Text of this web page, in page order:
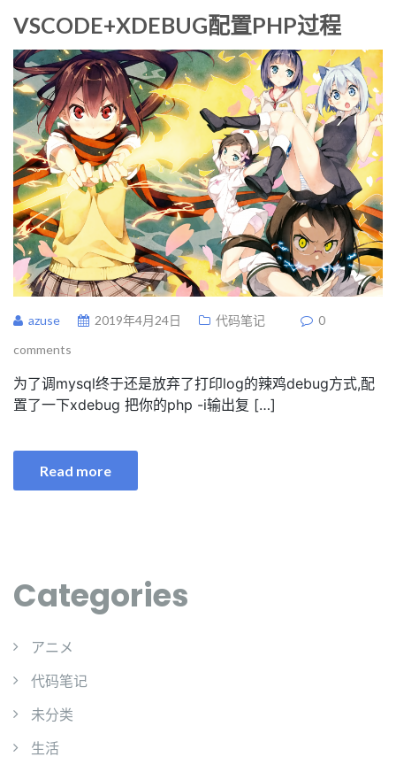
VSCODE+XDEBUG配置PHP过程
azuse 2019年4月24日 代码笔记
0
comments
为了调mysql终于还是放弃了打印log的辣鸡debug方式,配
置了一下xdebug 把你的php -i输出复 […]
Read more
Categories
アニメ
代码笔记
未分类
生活